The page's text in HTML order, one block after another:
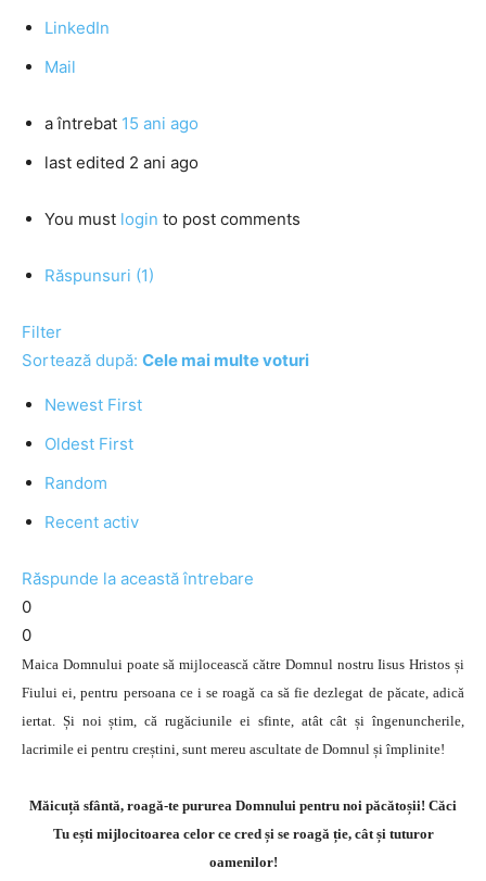
LinkedIn
Mail
a întrebat 15 ani ago
last edited 2 ani ago
You must login to post comments
Răspunsuri (1)
Filter
Sortează după: Cele mai multe voturi
Newest First
Oldest First
Random
Recent activ
Răspunde la această întrebare
0
0
Maica Domnului poate să mijlocească către Domnul nostru Iisus Hristos și
Fiului ei, pentru persoana ce i se roagă ca să fie dezlegat de păcate, adică
iertat. Și noi știm, că rugăciunile ei sfinte, atât cât și îngenuncherile,
lacrimile ei pentru creștini, sunt mereu ascultate de Domnul și împlinite!
Măicuță sfântă, roagă-te pururea Domnului pentru noi păcătoșii! Căci
Tu ești mijlocitoarea celor ce cred și se roagă ție, cât și tuturor
oamenilor!